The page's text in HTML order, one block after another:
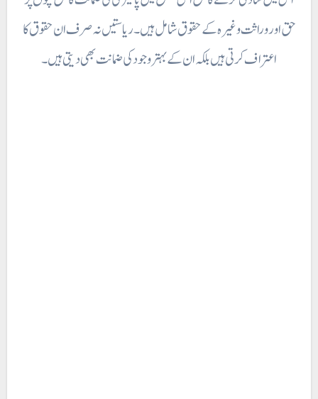
حق اور وراثت وغیرہ کے حقوق شامل ہیں۔ ریاستیں نہ صرف ان حقوق کا
اعتراف کرتی ہیں بلکہ ان کے بہتر وجود کی ضمانت بھی دیتی ہیں۔